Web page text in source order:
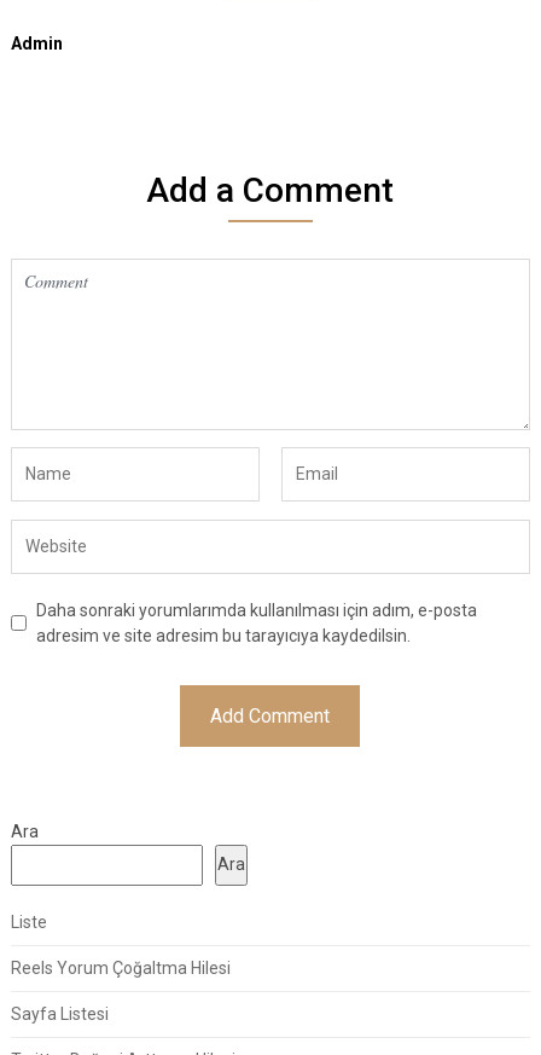
Admin
Add a Comment
Daha sonraki yorumlarımda kullanılması için adım, e-posta
adresim ve site adresim bu tarayıcıya kaydedilsin.
Ara
Ara
Liste
Reels Yorum Çoğaltma Hilesi
Sayfa Listesi